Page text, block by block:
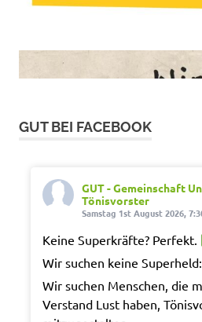
GUT BEI FACEBOOK
GUT - Gemeinschaft
Tönisvorster
Samstag 1st August 2026,
Keine Superkräfte? Perfekt.
Wir suchen keine
Wir suchen Menschen, die
Verstand Lust haben,